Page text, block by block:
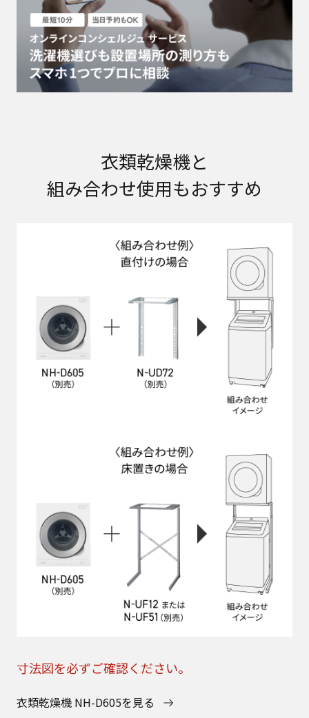
衣類乾燥機と
組み合わせ使用もおすすめ
寸法図を必ずご確認ください。
衣類乾燥機 NH-D605を見る